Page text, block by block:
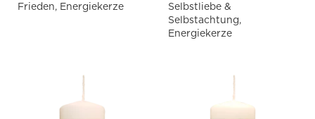
Frieden, Energiekerze
Selbstliebe &
Selbstachtung,
Energiekerze